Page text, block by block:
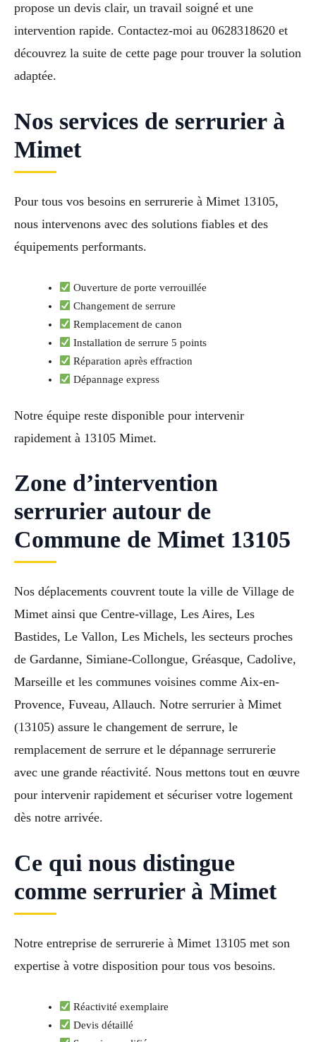
propose un devis clair, un travail soigné et une
intervention rapide. Contactez-moi au 0628318620 et
découvrez la suite de cette page pour trouver la solution
adaptée.
Nos services de serrurier à
Mimet
Pour tous vos besoins en serrurerie à Mimet 13105,
nous intervenons avec des solutions fiables et des
équipements performants.
Ouverture de porte verrouillée
Changement de serrure
Remplacement de canon
Installation de serrure 5 points
Réparation après effraction
Dépannage express
Notre équipe reste disponible pour intervenir
rapidement à 13105 Mimet.
Zone d’intervention
serrurier autour de
Commune de Mimet 13105
Nos déplacements couvrent toute la ville de Village de
Mimet ainsi que Centre-village, Les Aires, Les
Bastides, Le Vallon, Les Michels, les secteurs proches
de Gardanne, Simiane-Collongue, Gréasque, Cadolive,
Marseille et les communes voisines comme Aix-en-
Provence, Fuveau, Allauch. Notre serrurier à Mimet
(13105) assure le changement de serrure, le
remplacement de serrure et le dépannage serrurerie
avec une grande réactivité. Nous mettons tout en œuvre
pour intervenir rapidement et sécuriser votre logement
dès notre arrivée.
Ce qui nous distingue
comme serrurier à Mimet
Notre entreprise de serrurerie à Mimet 13105 met son
expertise à votre disposition pour tous vos besoins.
Réactivité exemplaire
Devis détaillé